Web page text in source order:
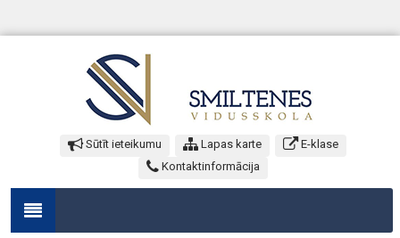
Sūtīt ieteikumu Lapas karte
E-klase
Kontaktinformācija